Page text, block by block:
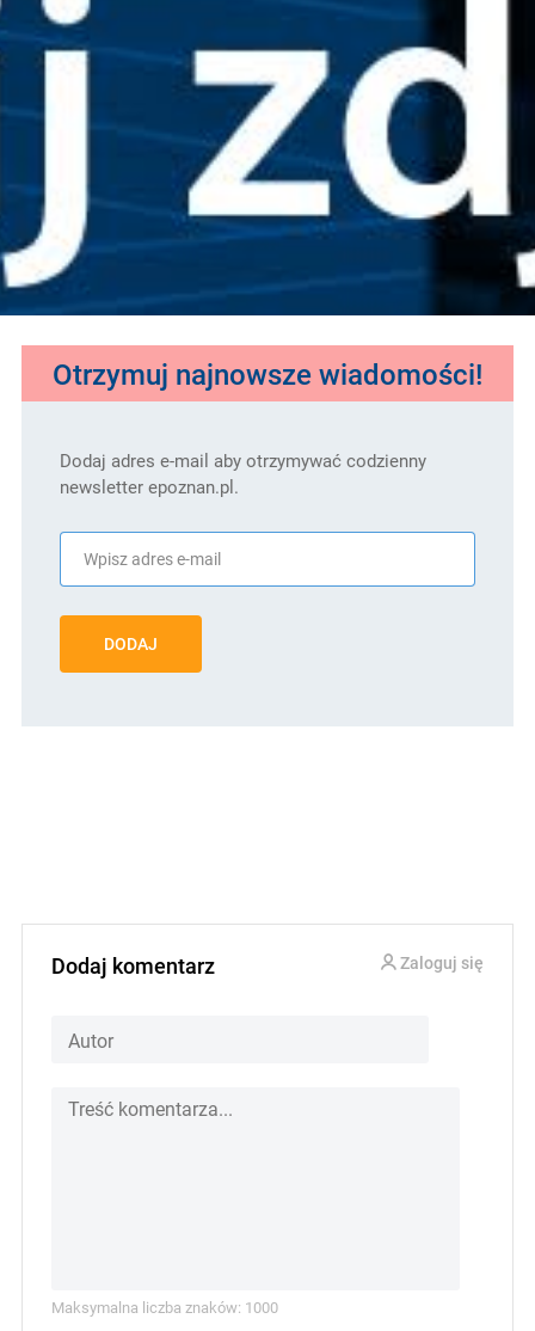
Otrzymuj najnowsze wiadomości!
Dodaj adres e-mail aby otrzymywać codzienny
newsletter epoznan.pl.
DODAJ
Dodaj komentarz Zaloguj się
Maksymalna liczba znaków: 1000